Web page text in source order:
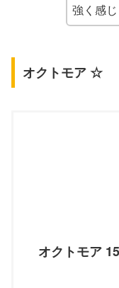
強く感じ
オクトモア ☆
オクトモア